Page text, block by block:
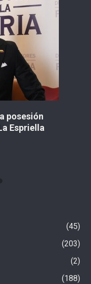
hurto por el
Unidos
45
203
2
188